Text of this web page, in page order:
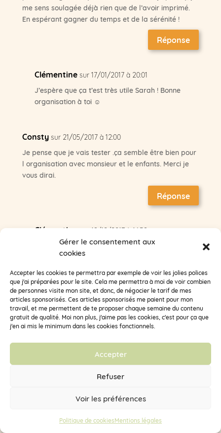
Gérer le consentement aux
cookies
Accepter les cookies te permettra par exemple de voir les jolies polices
que j'ai préparées pour le site. Cela me permettra à moi de voir combien
de personnes visite mon site, et donc, de négocier le tarif de mes
articles sponsorisés. Ces articles sponsorisés me paient pour mon
travail, et me permettent de te proposer chaque semaine du contenu
gratuit de qualité. Moi non plus, j'aime pas les cookies, c'est pour ça que
j'en ai mis le minimum dans les cookies fonctionnels.
Accepter
Refuser
Voir les préférences
Politique de cookiesMentions légales
me sens soulagée déjà rien que de l’avoir imprimé.
En espérant gagner du temps et de la sérénité !
Réponse
Clémentine sur 17/01/2017 à 20:01
J’espère que ça t’est très utile Sarah ! Bonne
organisation à toi ☺
Consty sur 21/05/2017 à 12:00
Je pense que je vais tester .ça semble être bien pour
l organisation avec monsieur et le enfants. Merci je
vous dirai.
Réponse
Clémentine sur 19/12/2017 à 16:59
J’espère que ça a bien fonctionné pour toi et ta
famille (oh lala que de retard dans mes réponses
aux commentaires !)
Gaby sur 26/06/2017 à 19:52
Oh!!! C’est génial! Je cherchais une organisation pour
faire comprendre à Mr que je fais quasiment TOUT…
j’ai trouvé ce qu’il me faut!! Merci mille fois clémentine
Avec grand plaisir ! j’espère que ça a fonctionné